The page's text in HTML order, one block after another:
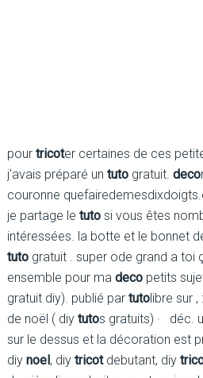
pour tricoter certaines de ces
j'avais préparé un tutogratuit. deco
couronne
je partage le tutosi vous êtes
intéressées. la botte et le bonnet
tutogratuit . super ode grand a toi
ensemble pour ma decopetits
gratuit diy). publié par tutolibre sur
de noël ( diy tutos gratuits) · déc.
sur le dessus et la décoration est
diy noel, diy tricotdebutant, diy